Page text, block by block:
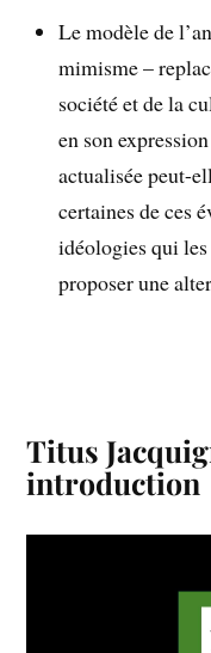
Le modèle de
mimisme –
société et de la
en son
actualisée peut-
certaines de ces
idéologies qui
proposer une
Titus
introduction